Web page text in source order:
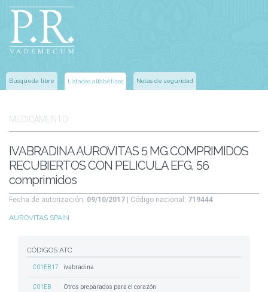
Búsqueda libre Listados alfabéticos Notas de seguridad
MEDICAMENTO
IVABRADINA AUROVITAS 5 MG COMPRIMIDOS
RECUBIERTOS CON PELICULA EFG, 56
comprimidos
Fecha de autorización: 09/10/2017 | Código nacional: 719444
AUROVITAS SPAIN
CÓDIGOS ATC
C01EB17 ivabradina
C01EB Otros preparados para el corazón